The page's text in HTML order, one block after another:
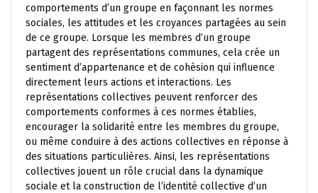
comportements d’un groupe en façonnant les normes
sociales, les attitudes et les croyances partagées au sein
de ce groupe. Lorsque les membres d’un groupe
partagent des représentations communes, cela crée un
sentiment d’appartenance et de cohésion qui influence
directement leurs actions et interactions. Les
représentations collectives peuvent renforcer des
comportements conformes à ces normes établies,
encourager la solidarité entre les membres du groupe,
ou même conduire à des actions collectives en réponse à
des situations particulières. Ainsi, les représentations
collectives jouent un rôle crucial dans la dynamique
sociale et la construction de l’identité collective d’un